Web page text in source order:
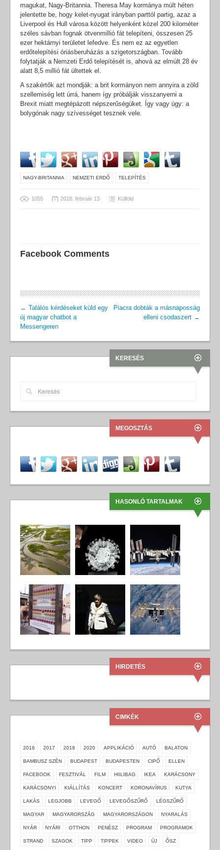
magukat, Nagy-Britannia. Theresa May kormánya múlt héten
jelentette be, hogy kelet-nyugat irányban parttól partig, azaz a
Liverpool és Hull városa között helyenként közel 200 kilométer
széles sávban fognak ötvenmillió fát telepíteni, összesen 25
ezer hektárnyi területet lefedve. És nem ez az egyetlen
erdőtelepítési óriásberuházás a szigetországban. Tovább
folytatják a Nemzeti Erdő telepítését is, ahová az elmúlt 28 év
alatt 8,5 millió fát ültettek el.
A szakértők azt mondják: a brit kormányon nem annyira a zöld
szellemiség lett úrrá, hanem így próbálják visszanyerni a
Brexit miatt megtépázott népszerűségüket. Így vagy úgy: a
bolygónak nagy szívességet tesznek vele.
NAGY-BRITANNIA NEMZETI ERDŐ TELEPÍTÉS
1055 2018. február 13 Külföld
Facebook Comments
← Találós kérdéseket küld egy
új magyar chatbot a
Messengeren
Piacra dobták a másnaposság
elleni csodaszert →
KERESÉS
MEGOSZTÁS
HASONLÓ TARTALMAK
HIRDETÉS
CIMKÉK
2016 2017 2018 2020 APPLIKÁCIÓ AUTÓ BALATON
BAMBUSZ SZÉN BUDAPEST BUDAPESTEN CIPŐ ELLEN
FACEBOOK FESZTIVÁL FILM HIILIBAG IKEA KARÁCSONY
KARÁCSONYI KIÁLLÍTÁS KONCERT KORONAVÍRUS KUTYA
LAKÁS LEGJOBB LEVEGŐ LEVEGŐSZŰRŐ LÉGSZŰRŐ
MAGYAR MAGYARORSZÁG MAGYARORSZÁGON NYARALÁS
NYÁR NYÁRI OTTHON PENÉSZ PROGRAM PROGRAMOK
STRAND SZAGOK TIPP TIPPEK VIDEO ÚJ ŐSZ